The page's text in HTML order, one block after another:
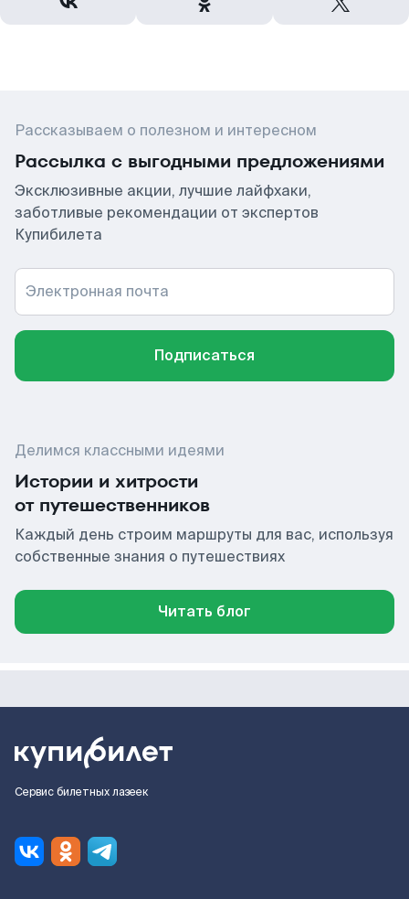
Рассказываем о полезном и интересном
Рассылка с выгодными предложениями
Эксклюзивные акции, лучшие лайфхаки,
заботливые рекомендации от экспертов
Купибилета
Электронная почта
Подписаться
Делимся классными идеями
Истории и хитрости
от путешественников
Каждый день строим маршруты для вас, используя
собственные знания о путешествиях
Читать блог
Сервис билетных лазеек